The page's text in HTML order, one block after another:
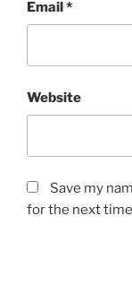
Email*
Website
Save my
for the next